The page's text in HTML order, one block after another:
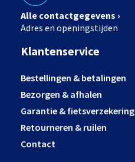
Alle contactgegevens ›
Adres en openingstijden
Klantenservice
Bestellingen & betalingen
Bezorgen & afhalen
Garantie & fietsverzekering
Retourneren & ruilen
Contact